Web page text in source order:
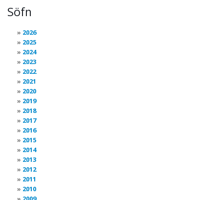
Söfn
2026
2025
2024
2023
2022
2021
2020
2019
2018
2017
2016
2015
2014
2013
2012
2011
2010